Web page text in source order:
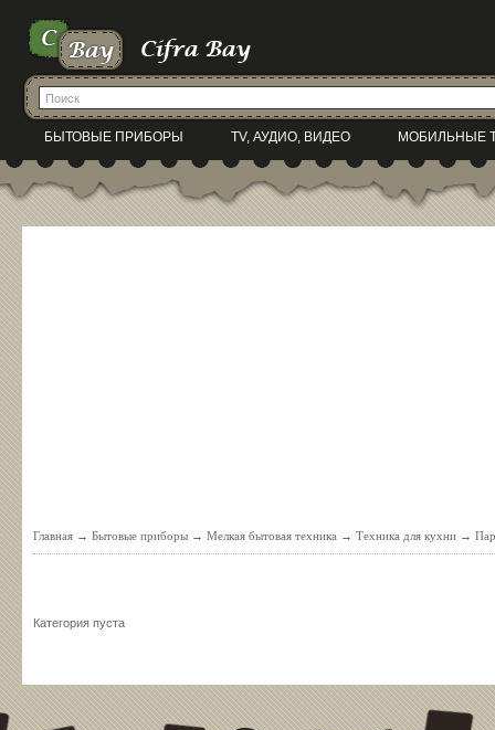
БЫТОВЫЕ ПРИБОРЫ TV, АУДИО, ВИДЕО МОБИЛЬНЫЕ
Главная → Бытовые приборы → Мелкая бытовая техника → Техника для кухни →
Категория пуста